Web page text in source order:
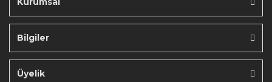
Bilgiler
Üyelik